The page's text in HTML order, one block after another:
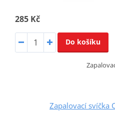
285 Kč
Do košíku
Zapalovací svíčka